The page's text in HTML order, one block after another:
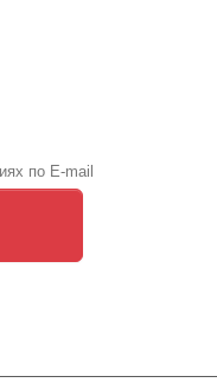
по E-mail